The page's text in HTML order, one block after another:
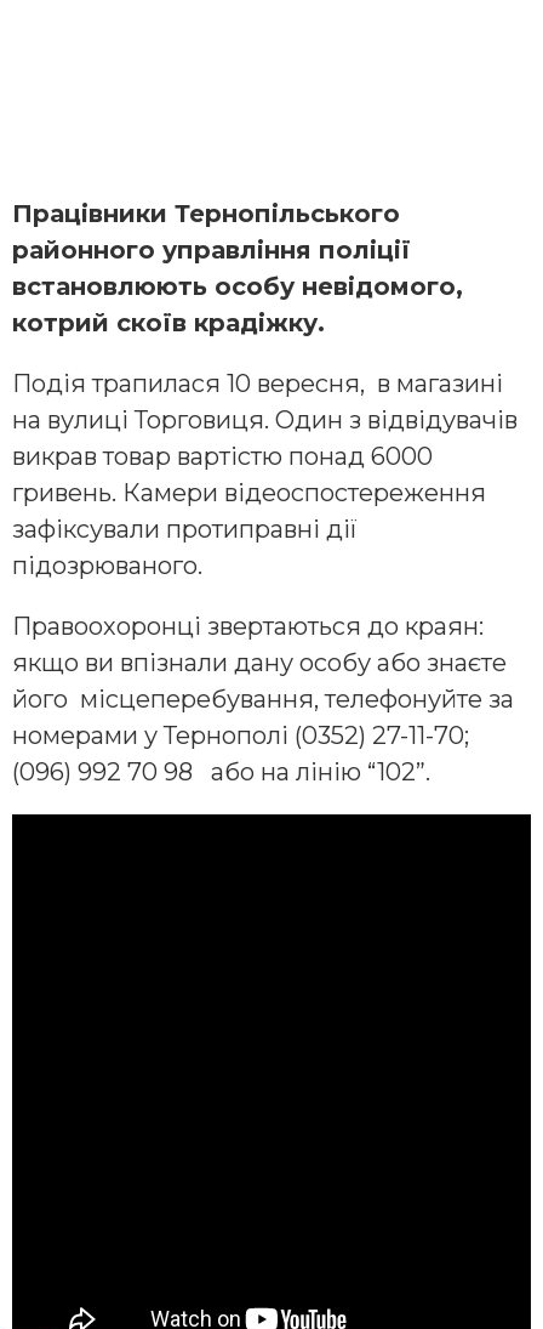
Працівники Тернопільського
районного управління поліції
встановлюють особу невідомого,
котрий скоїв крадіжку.
Подія трапилася 10 вересня, в магазині
на вулиці Торговиця. Один з відвідувачів
викрав товар вартістю понад 6000
гривень. Камери відеоспостереження
зафіксували протиправні дії
підозрюваного.
Правоохоронці звертаються до краян:
якщо ви впізнали дану особу або знаєте
його місцеперебування, телефонуйте за
номерами у Тернополі (0352) 27-11-70;
(096) 992 70 98 або на лінію “102”.